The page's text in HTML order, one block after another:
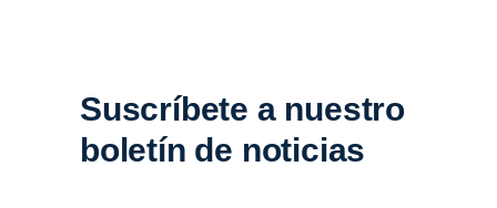
Suscríbete a nuestro
boletín de noticias